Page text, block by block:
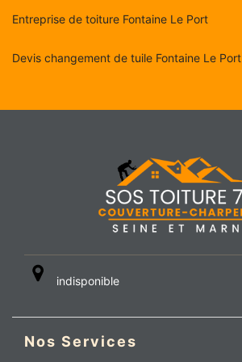
Entreprise de toiture Fontaine Le Port
Devis changement de tuile Fontaine Le Port
indisponible
Nos Services